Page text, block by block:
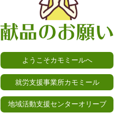
ようこそカモミールへ
就労支援事業所カモミール
地域活動支援センターオリーブ